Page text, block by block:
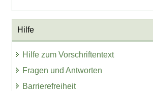
Hilfe
Hilfe zum Vorschriftentext
Fragen und Antworten
Barrierefreiheit